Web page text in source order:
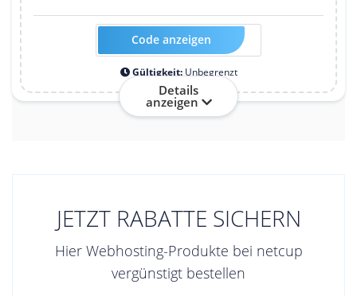
Kein Code erforderlich
Code anzeigen
Gültigkeit:Unbegrenzt
Details
anzeigen
JETZT RABATTE SICHERN
Hier Webhosting-Produkte bei netcup
vergünstigt bestellen